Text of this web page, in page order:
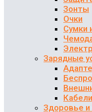
Зонты
Очки
Сумки
Зарядные
Здоровье